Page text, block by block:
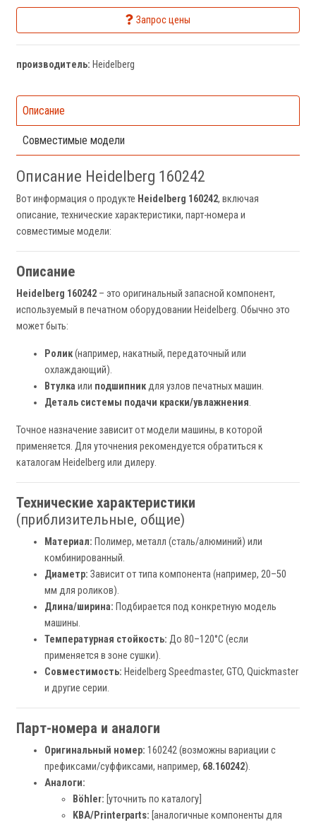
Запрос цены
производитель: Heidelberg
Описание
Совместимые модели
Описание Heidelberg 160242
Вот информация о продукте Heidelberg 160242, включая
описание, технические характеристики, парт-номера и
совместимые модели:
Описание
Heidelberg 160242 – это оригинальный запасной компонент,
используемый в печатном оборудовании Heidelberg. Обычно это
может быть:
Ролик(например, накатный, передаточный или
охлаждающий).
Втулка или подшипникдля узлов печатных машин.
Деталь системы подачи краски/увлажнения.
Точное назначение зависит от модели машины, в которой
применяется. Для уточнения рекомендуется обратиться к
каталогам Heidelberg или дилеру.
Технические характеристики
(приблизительные, общие)
Материал: Полимер, металл (сталь/алюминий) или
комбинированный.
Диаметр: Зависит от типа компонента (например, 20–50
мм для роликов).
Длина/ширина: Подбирается под конкретную модель
машины.
Температурная стойкость: До 80–120°C (если
применяется в зоне сушки).
Совместимость: Heidelberg Speedmaster, GTO, Quickmaster
и другие серии.
Парт-номера и аналоги
Оригинальный номер: 160242 (возможны вариации с
префиксами/суффиксами, например, 68.160242).
Аналоги:
Böhler: [уточнить по каталогу]
KBA/Printerparts: [аналогичные компоненты для